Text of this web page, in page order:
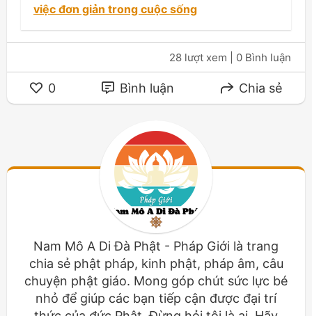
việc đơn giản trong cuộc sống
28 lượt xem | 0 Bình luận
0 Bình luận Chia sẻ
Nam Mô A Di Đà Phật - Pháp Giới là trang
chia sẻ phật pháp, kinh phật, pháp âm, câu
chuyện phật giáo. Mong góp chút sức lực bé
nhỏ để giúp các bạn tiếp cận được đại trí